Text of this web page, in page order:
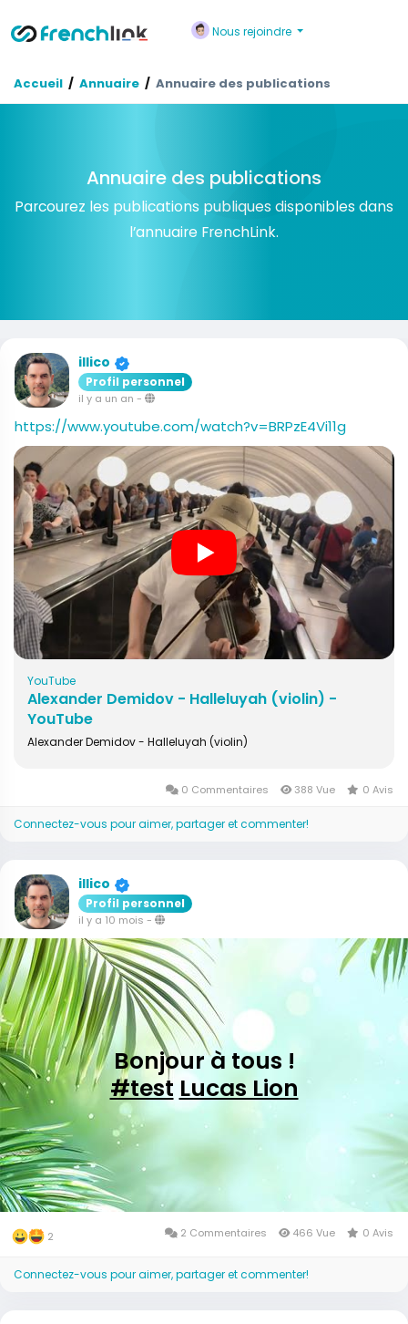
Nous rejoindre
Accueil Annuaire Annuaire des publications
Annuaire des publications
Parcourez les publications publiques disponibles dans
l’annuaire FrenchLink.
illico
Profil personnel
il y a un an -
https://www.youtube.com/watch?v=BRPzE4Vi11g
YouTube
Alexander Demidov - Halleluyah (violin) -
YouTube
Alexander Demidov - Halleluyah (violin)
0 Commentaires 388 Vue 0 Avis
Connectez-vous pour aimer, partager et commenter!
illico
Profil personnel
il y a 10 mois -
Bonjour à tous !
#test Lucas Lion
2 2 Commentaires 466 Vue 0 Avis
Connectez-vous pour aimer, partager et commenter!